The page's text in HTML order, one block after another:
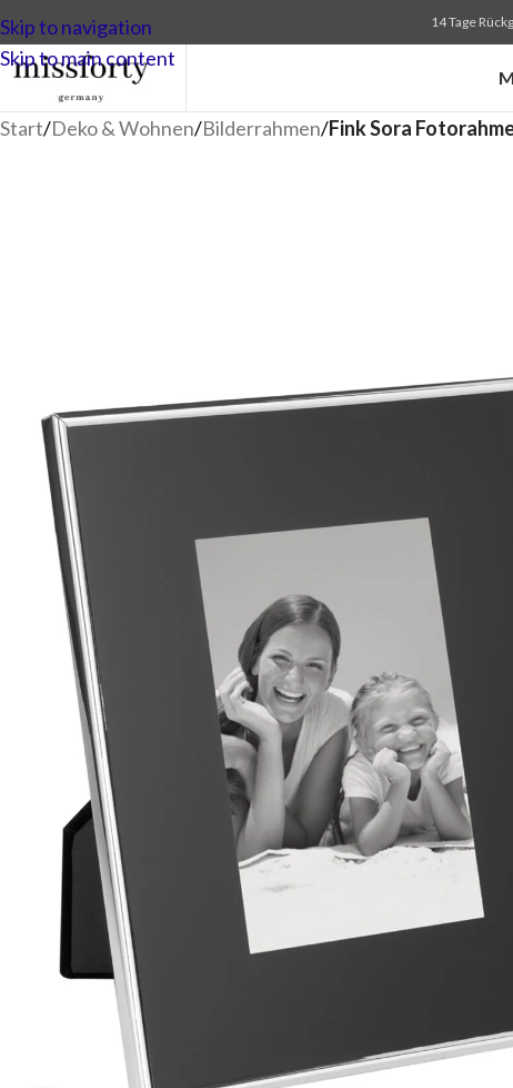
Skip to navigation
Skip to main content
14 Tage
Start/Deko & Wohnen/Bilderrahmen/Fink Sora